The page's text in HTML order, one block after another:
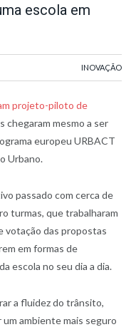
escola em
INOVAÇÃO
projeto-piloto de
chegaram mesmo a ser
europeu URBACT
Urbano.
passado com cerca de
turmas, que trabalharam
votação das propostas
em formas de
escola no seu dia a dia.
a fluidez do trânsito,
ambiente mais seguro